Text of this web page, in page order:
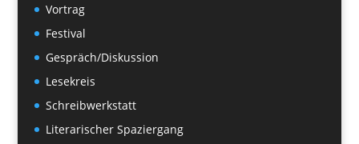
Vortrag
Festival
Gespräch/Diskussion
Lesekreis
Schreibwerkstatt
Literarischer Spaziergang